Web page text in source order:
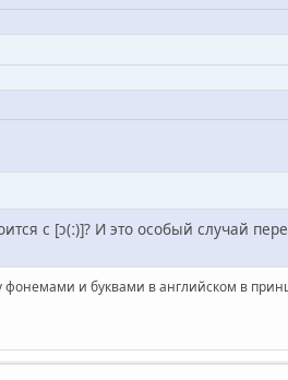
с [ɔ(ː)]? И это особый случай
и буквами в английском в